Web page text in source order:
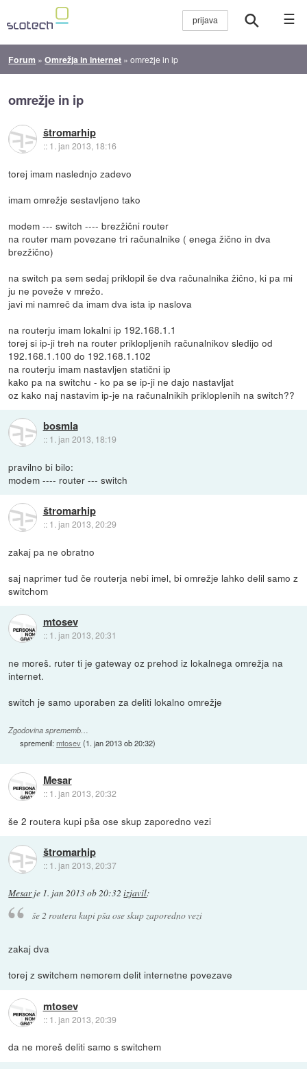
☰
Forum »Omrežja in internet »omrežje in ip
omrežje in ip
štromarhip
:: 1. jan 2013, 18:16
torej imam naslednjo zadevo
imam omrežje sestavljeno tako
modem --- switch ---- brezžični router
na router mam povezane tri računalnike ( enega žično in dva
brezžično)
na switch pa sem sedaj priklopil še dva računalnika žično, ki pa mi
ju ne poveže v mrežo.
javi mi namreč da imam dva ista ip naslova
na routerju imam lokalni ip 192.168.1.1
torej si ip-ji treh na router priklopljenih računalnikov sledijo od
192.168.1.100 do 192.168.1.102
na routerju imam nastavljen statični ip
kako pa na switchu - ko pa se ip-ji ne dajo nastavljat
oz kako naj nastavim ip-je na računalnikih prikloplenih na switch??
bosmla
:: 1. jan 2013, 18:19
pravilno bi bilo:
modem ---- router --- switch
štromarhip
:: 1. jan 2013, 20:29
zakaj pa ne obratno
saj naprimer tud če routerja nebi imel, bi omrežje lahko delil samo z
switchom
mtosev
:: 1. jan 2013, 20:31
ne moreš. ruter ti je gateway oz prehod iz lokalnega omrežja na
internet.
switch je samo uporaben za deliti lokalno omrežje
Zgodovina sprememb…
spremenil:mtosev(1. jan 2013 ob 20:32)
Mesar
:: 1. jan 2013, 20:32
še 2 routera kupi pša ose skup zaporedno vezi
štromarhip
:: 1. jan 2013, 20:37
Mesarje 1. jan 2013 ob 20:32 izjavil:
še 2 routera kupi pša ose skup zaporedno vezi
zakaj dva
torej z switchem nemorem delit internetne povezave
mtosev
:: 1. jan 2013, 20:39
da ne moreš deliti samo s switchem